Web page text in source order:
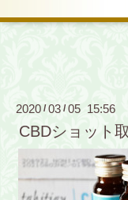
2020 /03 / 05 15:56
CBDショット